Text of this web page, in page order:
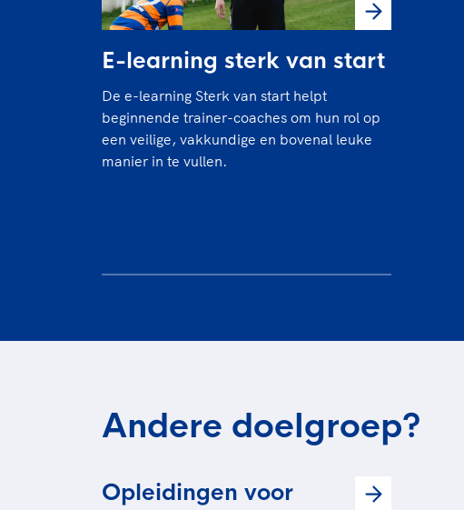
E-learning sterk van start
De e-learning Sterk van start helpt
beginnende trainer-coaches om hun rol op
een veilige, vakkundige en bovenal leuke
manier in te vullen.
Andere doelgroep?
Opleidingen voor